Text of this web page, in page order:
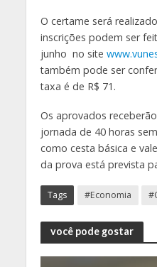
O certame será
inscrições podem ser
junho no site
também pode ser
taxa é de R$ 71.
Os aprovados
jornada de 40 horas
como cesta básica e
da prova está prevista
Tags #Economia
você pode gostar